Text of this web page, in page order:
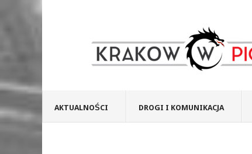
AKTUALNOŚCI DROGI I KOMUNIKACJA